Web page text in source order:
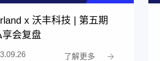
x 沃丰科技 | 第五期
享会复盘
了解更多